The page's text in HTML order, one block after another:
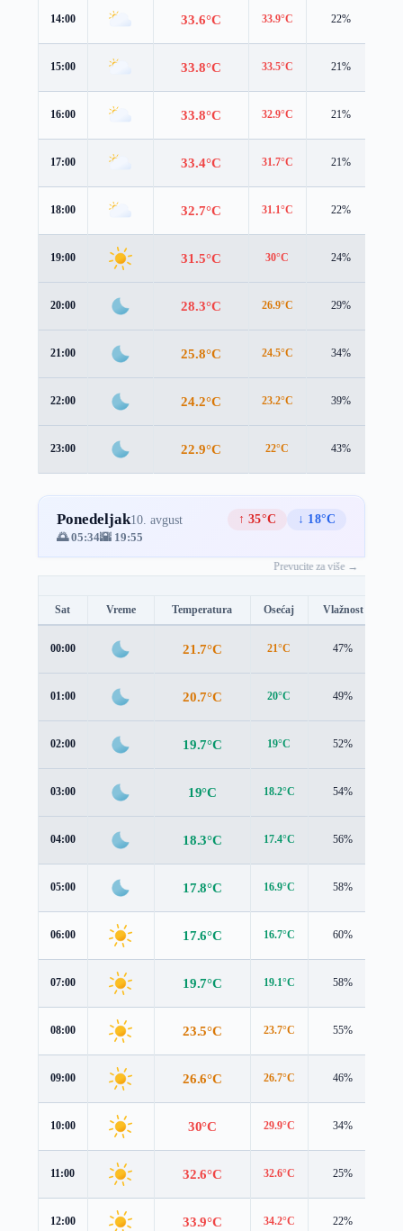
14:00 33.6°C 33.9°C 22%
15:00 33.8°C 33.5°C 21%
16:00 33.8°C 32.9°C 21%
17:00 33.4°C 31.7°C 21%
18:00 32.7°C 31.1°C 22%
19:00 31.5°C 30°C 24%
20:00 28.3°C 26.9°C 29%
21:00 25.8°C 24.5°C 34%
22:00 24.2°C 23.2°C 39%
23:00 22.9°C 22°C 43%
Ponedeljak10. avgust ↑ 35°C
↓ 18°C
🌅 05:34🌇 19:55
Prevucite za više →
Sat Vreme Temperatura Osećaj Vlažnost
00:00 21.7°C 21°C 47%
01:00 20.7°C 20°C 49%
02:00 19.7°C 19°C 52%
03:00 19°C 18.2°C 54%
04:00 18.3°C 17.4°C 56%
05:00 17.8°C 16.9°C 58%
06:00 17.6°C 16.7°C 60%
07:00 19.7°C 19.1°C 58%
08:00 23.5°C 23.7°C 55%
09:00 26.6°C 26.7°C 46%
10:00 30°C 29.9°C 34%
11:00 32.6°C 32.6°C 25%
12:00 33.9°C 34.2°C 22%